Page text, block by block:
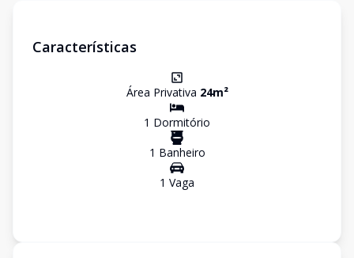
Características
Área Privativa 24m²
1 Dormitório
1 Banheiro
1 Vaga